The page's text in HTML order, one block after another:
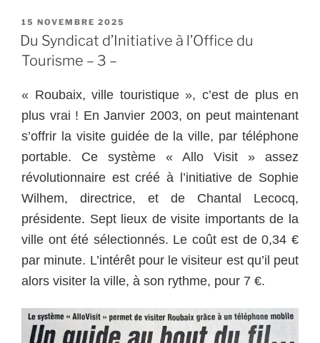
PUBLIÉ
LE
15 NOVEMBRE 2025
Du Syndicat d’Initiative à l’Office du
Tourisme – 3 –
« Roubaix, ville touristique », c’est de plus en
plus vrai ! En Janvier 2003, on peut maintenant
s’offrir la visite guidée de la ville, par téléphone
portable. Ce système « Allo Visit » assez
révolutionnaire est créé à l’initiative de Sophie
Wilhem, directrice, et de Chantal Lecocq,
présidente. Sept lieux de visite importants de la
ville ont été sélectionnés. Le coût est de 0,34 €
par minute. L’intérêt pour le visiteur est qu’il peut
alors visiter la ville, à son rythme, pour 7 €.